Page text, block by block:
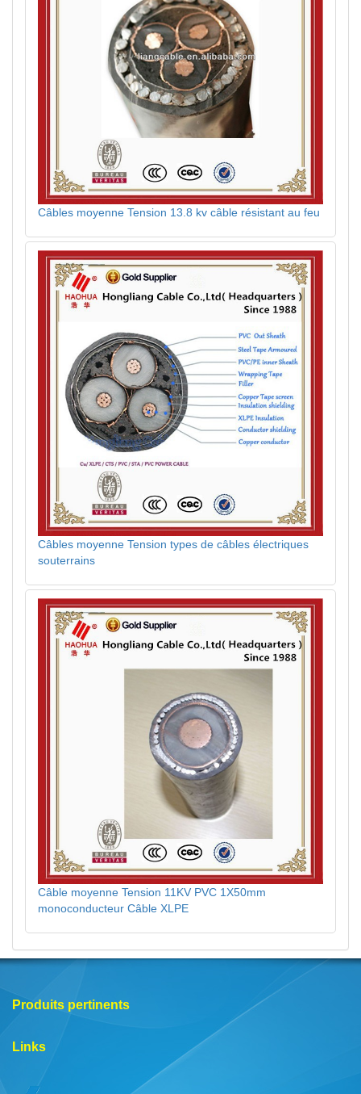
Câbles moyenne Tension 13.8 kv câble résistant au feu
Câbles moyenne Tension types de câbles électriques
souterrains
Câble moyenne Tension 11KV PVC 1X50mm
monoconducteur Câble XLPE
Produits pertinents
Links